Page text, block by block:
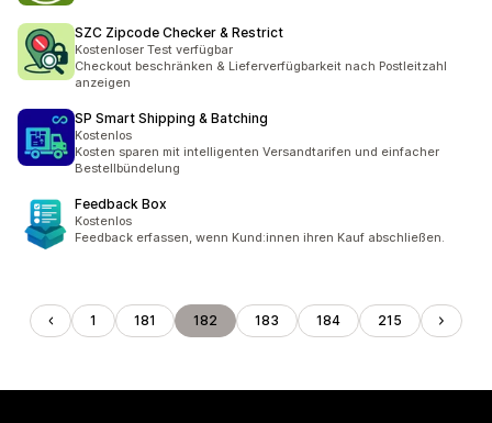
SZC Zipcode Checker & Restrict
Kostenloser Test verfügbar
Checkout beschränken & Lieferverfügbarkeit nach Postleitzahl
anzeigen
SP Smart Shipping & Batching
Kostenlos
Kosten sparen mit intelligenten Versandtarifen und einfacher
Bestellbündelung
Feedback Box
Kostenlos
Feedback erfassen, wenn Kund:innen ihren Kauf abschließen.
1 181 182 183 184 215